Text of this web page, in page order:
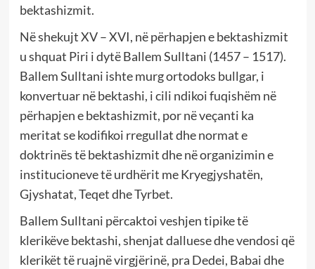
bektashizmit.
Në shekujt XV – XVI, në përhapjen e bektashizmit
u shquat Piri i dytë Ballem Sulltani (1457 – 1517).
Ballem Sulltani ishte murg ortodoks bullgar, i
konvertuar në bektashi, i cili ndikoi fuqishëm në
përhapjen e bektashizmit, por në veçanti ka
meritat se kodifikoi rregullat dhe normat e
doktrinës të bektashizmit dhe në organizimin e
institucioneve të urdhërit me Kryegjyshatën,
Gjyshatat, Teqet dhe Tyrbet.
Ballem Sulltani përcaktoi veshjen tipike të
klerikëve bektashi, shenjat dalluese dhe vendosi që
klerikët të ruajnë virgjërinë, pra Dedei, Babai dhe